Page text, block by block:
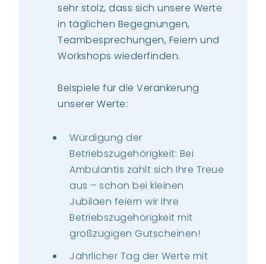
sehr stolz, dass sich unsere Werte
in täglichen Begegnungen,
Teambesprechungen, Feiern und
Workshops wiederfinden.
Beispiele für die Verankerung
unserer Werte:
Würdigung der
Betriebszugehörigkeit: Bei
Ambulantis zahlt sich Ihre Treue
aus – schon bei kleinen
Jubiläen feiern wir Ihre
Betriebszugehörigkeit mit
großzügigen Gutscheinen!
Jährlicher Tag der Werte mit